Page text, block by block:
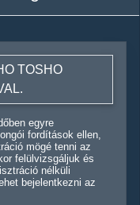
TOSHO
egyre
fordítások ellen,
mögé tenni az
felülvizsgáljuk és
nélküli
bejelentkezni az